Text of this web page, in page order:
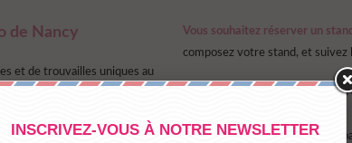
de Nancy
et de trouvailles uniques au
responsable
de nouvelles rencontres
Vous souhaitez réserver un
composez votre stand, et suivez
Pour toutes questions
Un projet, une animation ou un
INSCRIVEZ-VOUS À NOTRE NEWSLETTER